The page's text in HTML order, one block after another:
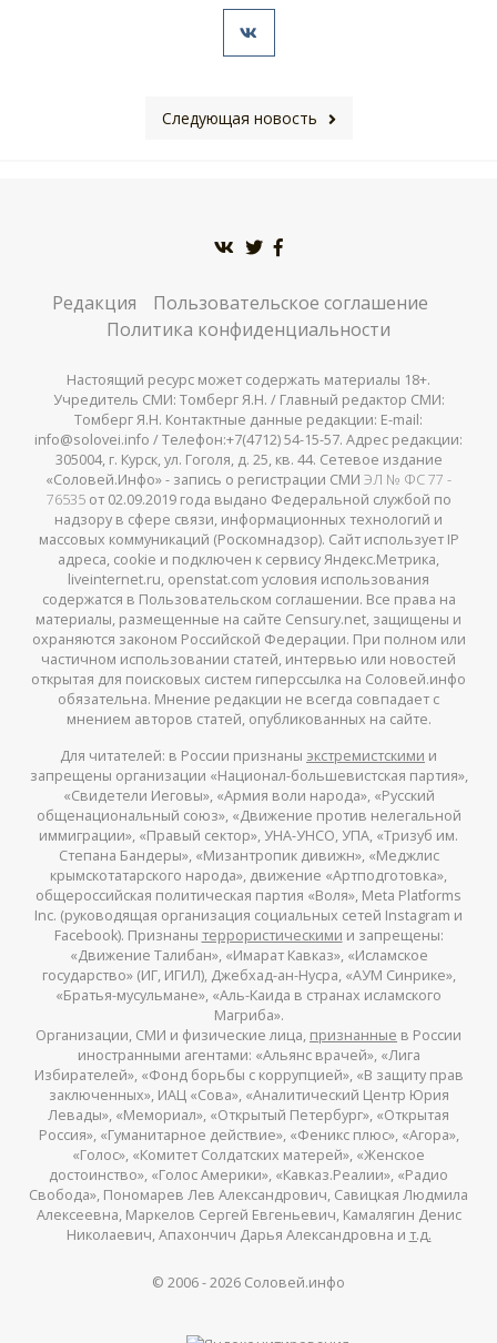
Следующая новость
Редакция
Пользовательское соглашение
Политика конфиденциальности
Настоящий ресурс может содержать материалы 18+.
Учредитель СМИ: Томберг Я.Н. / Главный редактор СМИ:
Томберг Я.Н. Контактные данные редакции: E-mail:
info@solovei.info / Телефон:+7(4712) 54-15-57. Адрес редакции:
305004, г. Курск, ул. Гоголя, д. 25, кв. 44. Сетевое издание
«Соловей.Инфо» - запись о регистрации СМИ ЭЛ № ФС 77 -
76535от 02.09.2019 года выдано Федеральной службой по
надзору в сфере связи, информационных технологий и
массовых коммуникаций (Роскомнадзор). Сайт использует IP
адреса, cookie и подключен к сервису Яндекс.Метрика,
liveinternet.ru, openstat.com условия использования
содержатся в Пользовательском соглашении. Все права на
материалы, размещенные на сайте Censury.net, защищены и
охраняются законом Российской Федерации. При полном или
частичном использовании статей, интервью или новостей
открытая для поисковых систем гиперссылка на Соловей.инфо
обязательна. Мнение редакции не всегда совпадает с
мнением авторов статей, опубликованных на сайте.
Для читателей: в России признаны экстремистскими и
запрещены организации «Национал-большевистская партия»,
«Свидетели Иеговы», «Армия воли народа», «Русский
общенациональный союз», «Движение против нелегальной
иммиграции», «Правый сектор», УНА-УНСО, УПА, «Тризуб им.
Степана Бандеры», «Мизантропик дивижн», «Меджлис
крымскотатарского народа», движение «Артподготовка»,
общероссийская политическая партия «Воля», Meta Platforms
Inc. (руководящая организация социальных сетей Instagram и
Facebook). Признаны террористическими и запрещены:
«Движение Талибан», «Имарат Кавказ», «Исламское
государство» (ИГ, ИГИЛ), Джебхад-ан-Нусра, «АУМ Синрике»,
«Братья-мусульмане», «Аль-Каида в странах исламского
Магриба».
Организации, СМИ и физические лица, признанные в России
иностранными агентами: «Альянс врачей», «Лига
Избирателей», «Фонд борьбы с коррупцией», «В защиту прав
заключенных», ИАЦ «Сова», «Аналитический Центр Юрия
Левады», «Мемориал», «Открытый Петербург», «Открытая
Россия», «Гуманитарное действие», «Феникс плюс», «Агора»,
«Голос», «Комитет Солдатских матерей», «Женское
достоинство», «Голос Америки», «Кавказ.Реалии», «Радио
Свобода», Пономарев Лев Александрович, Савицкая Людмила
Алексеевна, Маркелов Сергей Евгеньевич, Камалягин Денис
Николаевич, Апахончич Дарья Александровна и т.д.
© 2006 -2026 Соловей.инфо